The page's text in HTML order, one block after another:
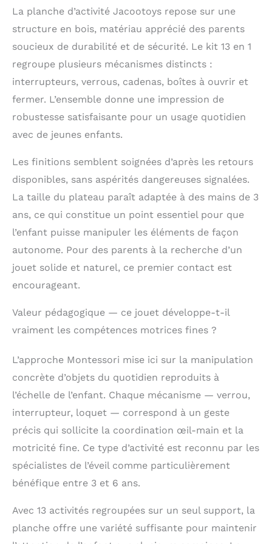
jouet pour les jeunes
enfants pour explorer
le monde de
l'apprentissage.
Chaque type de jeu
que les bébés
puissent apprendre
les choses les plus
courantes de la vie,
une pensée logique,
une capacité et un
apprendre les
compétences de la vie
de votre enfant à
d'activités de voyage
TODDLER : jouets
sensorielle jouet pour
tout-petits avec 13
pour aider les enfants
motricité fine.
Favorise
pratique, les
compétences d'auto-
assemblage, les
mathématiques, les
formes, la perception
problèmes. TABLEAU
DE HAUTE QUALITÉ :
La planche d’activité Jacootoys repose sur une
structure en bois, matériau apprécié des parents
soucieux de durabilité et de sécurité. Le kit 13 en 1
regroupe plusieurs mécanismes distincts :
interrupteurs, verrous, cadenas, boîtes à ouvrir et
fermer. L’ensemble donne une impression de
robustesse satisfaisante pour un usage quotidien
avec de jeunes enfants.
Les finitions semblent soignées d’après les retours
disponibles, sans aspérités dangereuses signalées.
La taille du plateau paraît adaptée à des mains de 3
ans, ce qui constitue un point essentiel pour que
l’enfant puisse manipuler les éléments de façon
autonome. Pour des parents à la recherche d’un
jouet solide et naturel, ce premier contact est
encourageant.
Valeur pédagogique — ce jouet développe-t-il
vraiment les compétences motrices fines ?
L’approche Montessori mise ici sur la manipulation
concrète d’objets du quotidien reproduits à
l’échelle de l’enfant. Chaque mécanisme — verrou,
interrupteur, loquet — correspond à un geste
précis qui sollicite la coordination œil-main et la
motricité fine. Ce type d’activité est reconnu par les
spécialistes de l’éveil comme particulièrement
bénéfique entre 3 et 6 ans.
Avec 13 activités regroupées sur un seul support, la
planche offre une variété suffisante pour maintenir